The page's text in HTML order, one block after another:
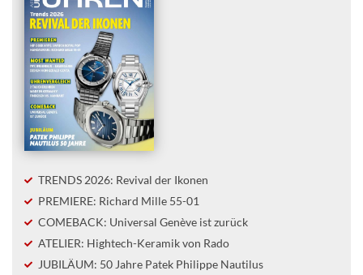
TRENDS 2026: Revival der Ikonen
PREMIERE: Richard Mille 55-01
COMEBACK: Universal Genève ist zurück
ATELIER: Hightech-Keramik von Rado
JUBILÄUM: 50 Jahre Patek Philippe Nautilus